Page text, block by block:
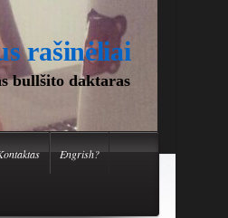
rašinėliai
bullšito daktaras
Engrish?